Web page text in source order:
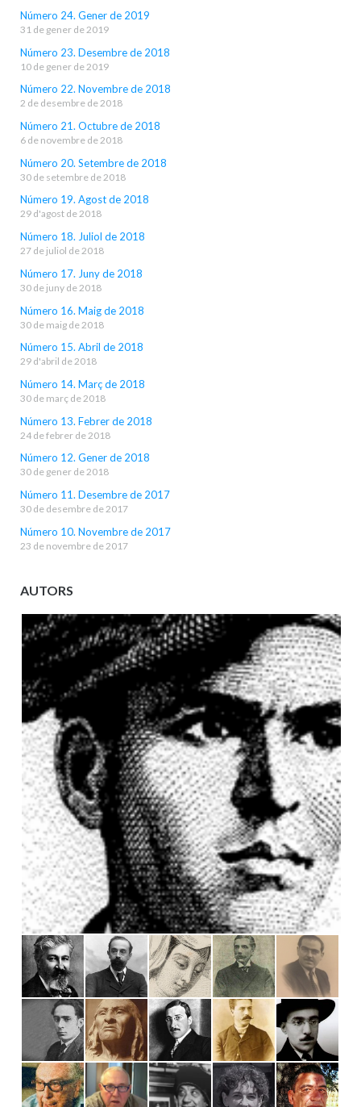
Número 24. Gener de 2019
31 de gener de 2019
Número 23. Desembre de 2018
10 de gener de 2019
Número 22. Novembre de 2018
2 de desembre de 2018
Número 21. Octubre de 2018
6 de novembre de 2018
Número 20. Setembre de 2018
30 de setembre de 2018
Número 19. Agost de 2018
29 d'agost de 2018
Número 18. Juliol de 2018
27 de juliol de 2018
Número 17. Juny de 2018
30 de juny de 2018
Número 16. Maig de 2018
30 de maig de 2018
Número 15. Abril de 2018
29 d'abril de 2018
Número 14. Març de 2018
30 de març de 2018
Número 13. Febrer de 2018
24 de febrer de 2018
Número 12. Gener de 2018
30 de gener de 2018
Número 11. Desembre de 2017
30 de desembre de 2017
Número 10. Novembre de 2017
23 de novembre de 2017
AUTORS